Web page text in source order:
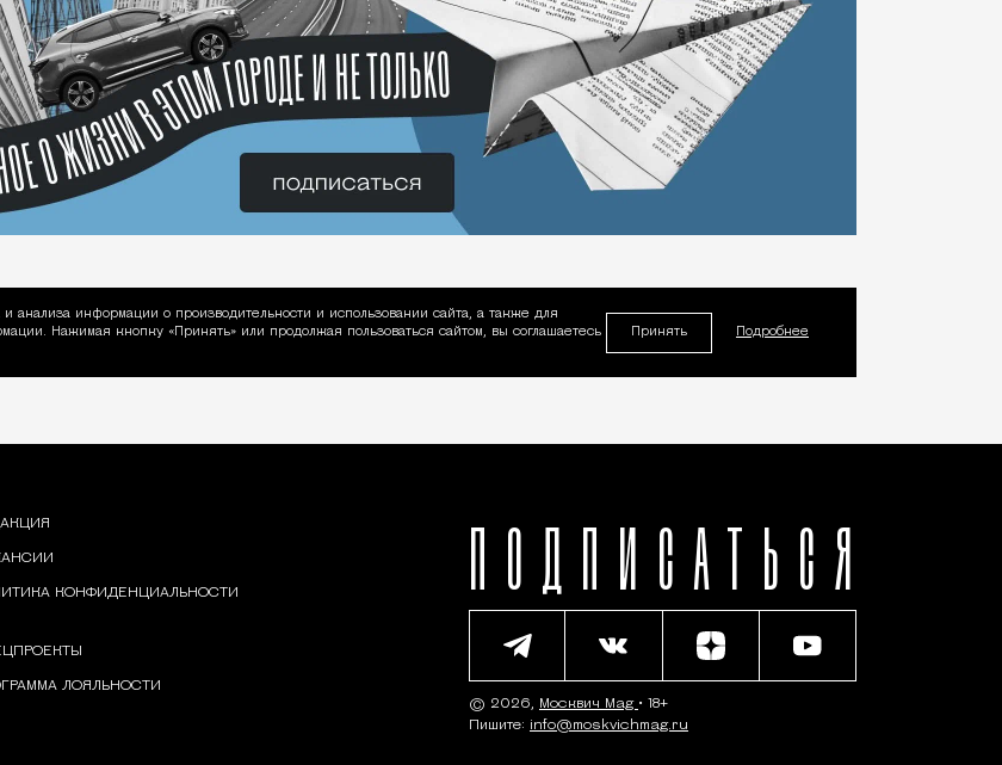
Cookie
информации о производительности и использовании сайта, а также для
Нажимая кнопку «Принять» или продолжая пользоваться сайтом, вы соглашаетесь
Принять Подробнее
КОНФИДЕНЦИАЛЬНОСТИ
ЛОЯЛЬНОСТИ
ПОДПИСАТЬСЯ
© 2026, Москвич Mag • 18+
Пишите: info@moskvichmag.ru